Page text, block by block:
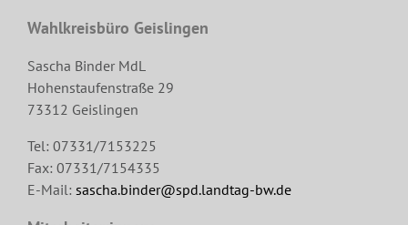
Wahlkreisbüro Geislingen
Sascha Binder MdL
Hohenstaufenstraße 29
73312 Geislingen
Tel: 07331/7153225
Fax: 07331/7154335
E-Mail: sascha.binder@spd.landtag-bw.de